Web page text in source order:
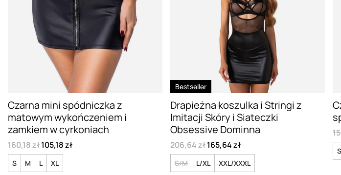
Czarna mini spódniczka z
matowym wykończeniem i
zamkiem w cyrkoniach
160,18 zł105,18 zł
S M L XL
Bestseller
Drapieżna koszulka i Stringi z
Imitacji Skóry i Siateczki
Obsessive Dominna
206,64 zł165,64 zł
S/M L/XL XXL/XXXL
S